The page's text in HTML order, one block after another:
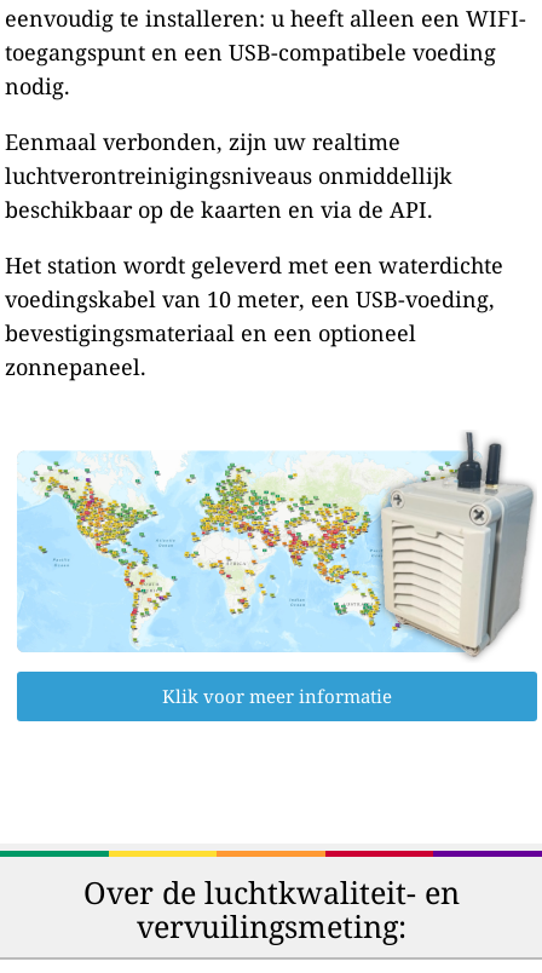
eenvoudig te installeren: u heeft alleen een WIFI-
toegangspunt en een USB-compatibele voeding
nodig.
Eenmaal verbonden, zijn uw realtime
luchtverontreinigingsniveaus onmiddellijk
beschikbaar op de kaarten en via de API.
Het station wordt geleverd met een waterdichte
voedingskabel van 10 meter, een USB-voeding,
bevestigingsmateriaal en een optioneel
zonnepaneel.
Klik voor meer informatie
Over de luchtkwaliteit- en
vervuilingsmeting: